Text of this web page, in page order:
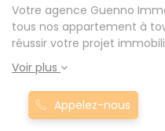
Votre agence Guenno
tous nos appartement à townchantepie0chantepie pour
réussir votre projet immobilier d'
l'ensemble de nos offres à
alentours : Le Rheu, Pacé,
T4 à townchantepie0chantepie sont
prix du marché pour
Voir plus
Appelez-nous